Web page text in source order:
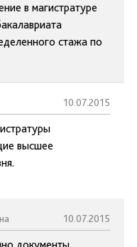
в магистратуре
стажа по
10.07.2015
высшее
10.07.2015